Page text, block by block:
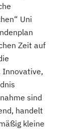
Uni
Zeit auf
Innovative,
sind
handelt
kleine